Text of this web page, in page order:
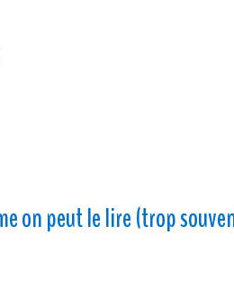
on peut le lire (trop